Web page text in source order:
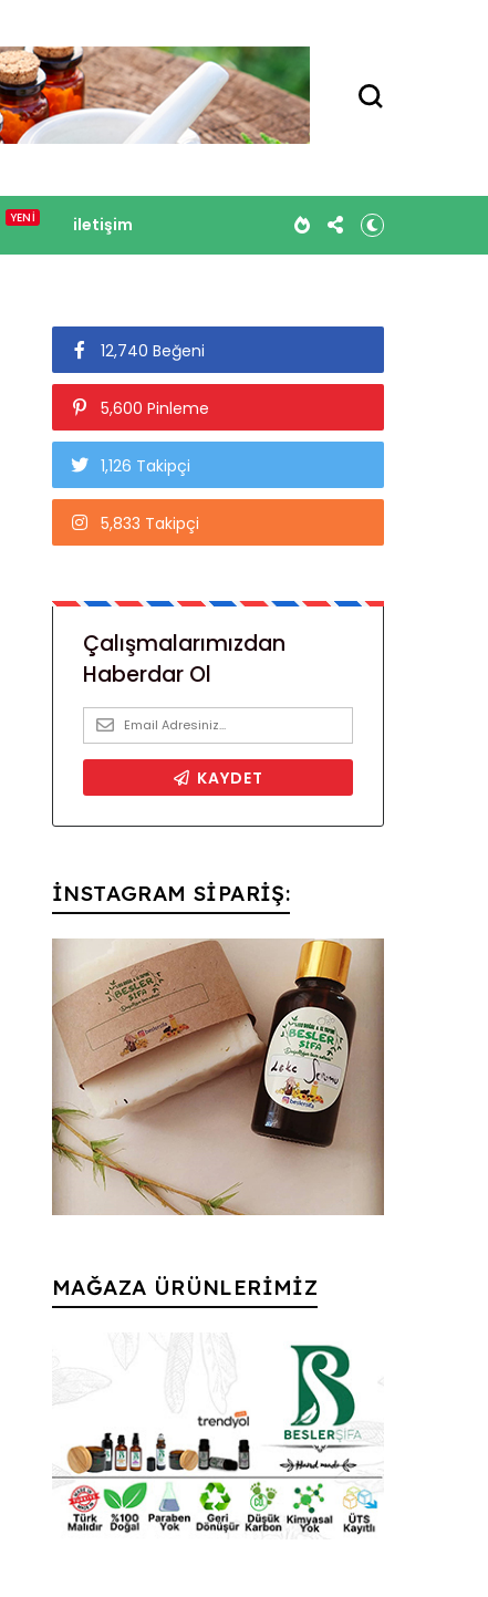
iletişim
12,740 Beğeni
5,600 Pinleme
1,126 Takipçi
5,833 Takipçi
İNSTAGRAM SİPARİŞ:
MAĞAZA ÜRÜNLERİMİZ